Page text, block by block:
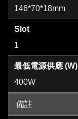
146*70*18mm
Slot
1
最低電源供應 (W)
400W
備註